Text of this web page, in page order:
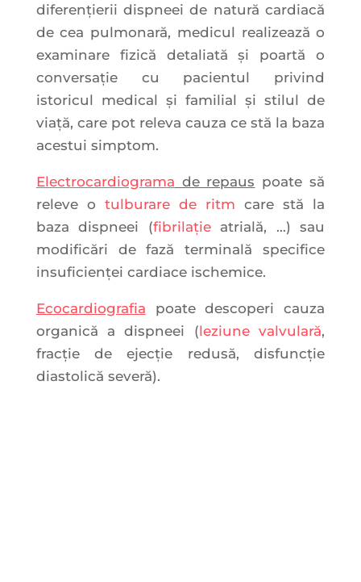
diferenţierii dispneei de natură cardiacă
de cea pulmonară, medicul realizează o
examinare fizică detaliată şi poartă o
conversaţie cu pacientul privind
istoricul medical şi familial şi stilul de
viaţă, care pot releva cauza ce stă la baza
acestui simptom.
Electrocardiograma de repaus poate să
releve o tulburare de ritm care stă la
baza dispneei (fibrilațieatrială, …) sau
modificări de fază terminală specifice
insuficienței cardiace ischemice.
Ecocardiografia poate descoperi cauza
organică a dispneei (leziune valvulară,
fracție de ejecție redusă, disfuncție
diastolică severă).